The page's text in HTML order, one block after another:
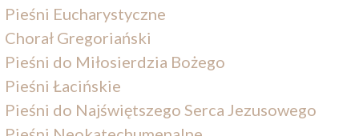
Pieśni Eucharystyczne
Chorał Gregoriański
Pieśni do Miłosierdzia Bożego
Pieśni Łacińskie
Pieśni do Najświętszego Serca Jezusowego